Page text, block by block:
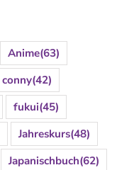
Anime(63)
conny(42)
fukui(45)
Jahreskurs(48)
Japanischbuch(62)